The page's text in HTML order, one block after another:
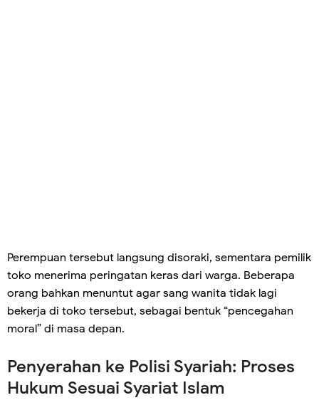
Perempuan tersebut langsung disoraki, sementara pemilik
toko menerima peringatan keras dari warga. Beberapa
orang bahkan menuntut agar sang wanita tidak lagi
bekerja di toko tersebut, sebagai bentuk “pencegahan
moral” di masa depan.
Penyerahan ke Polisi Syariah: Proses
Hukum Sesuai Syariat Islam